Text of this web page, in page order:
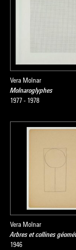
Vera Molnar
Molnaroglyphes
1977 - 1978
Vera Molnar
Arbres et collines
1946